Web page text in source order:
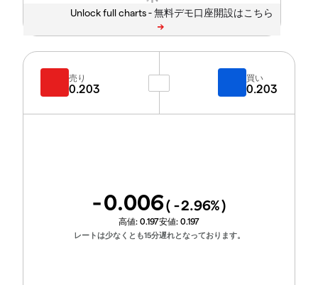
Unlock full charts -
売り
0.203
買い
0.203
-0.006( -2.96%)
高値: 0.197安値: 0.197
レートは少なくとも15分遅れとなっております。